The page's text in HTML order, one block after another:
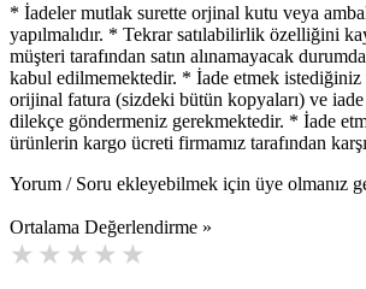
* İadeler mutlak surette orjinal kutu veya
yapılmalıdır. * Tekrar satılabilirlik özelliğini
müşteri tarafından satın alınamayacak
kabul edilmemektedir. * İade etmek
orijinal fatura (sizdeki bütün kopyaları) ve
dilekçe göndermeniz gerekmektedir. * İade
ürünlerin kargo ücreti firmamız tarafından
Yorum / Soru ekleyebilmek için üye olmanız
Ortalama Değerlendirme »